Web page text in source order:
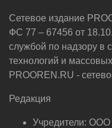
Сетевое издание
ФС 77 – 67456 от
службой по надзору в
технологий и
PROOREN.RU -
Редакция
Учредители: